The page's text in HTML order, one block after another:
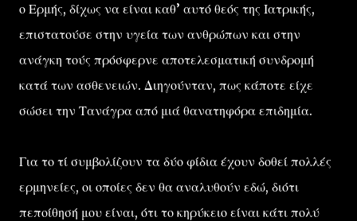
ο Ερμής, δίχως να είναι καθ’ αυτό θεός της Ιατρικής,
επιστατούσε στην υγεία των ανθρώπων και στην
ανάγκη τούς πρόσφερνε αποτελεσματική συνδρομή
κατά των ασθενειών. Διηγούνταν, πως κάποτε είχε
σώσει την Τανάγρα από μιά θανατηφόρα επιδημία.
Για το τί συμβολίζουν τα δύο φίδια έχουν δοθεί πολλές
ερμηνείες, οι οποίες δεν θα αναλυθούν εδώ, διότι
πεποίθησή μου είναι, ότι το κηρύκειο είναι κάτι πολύ